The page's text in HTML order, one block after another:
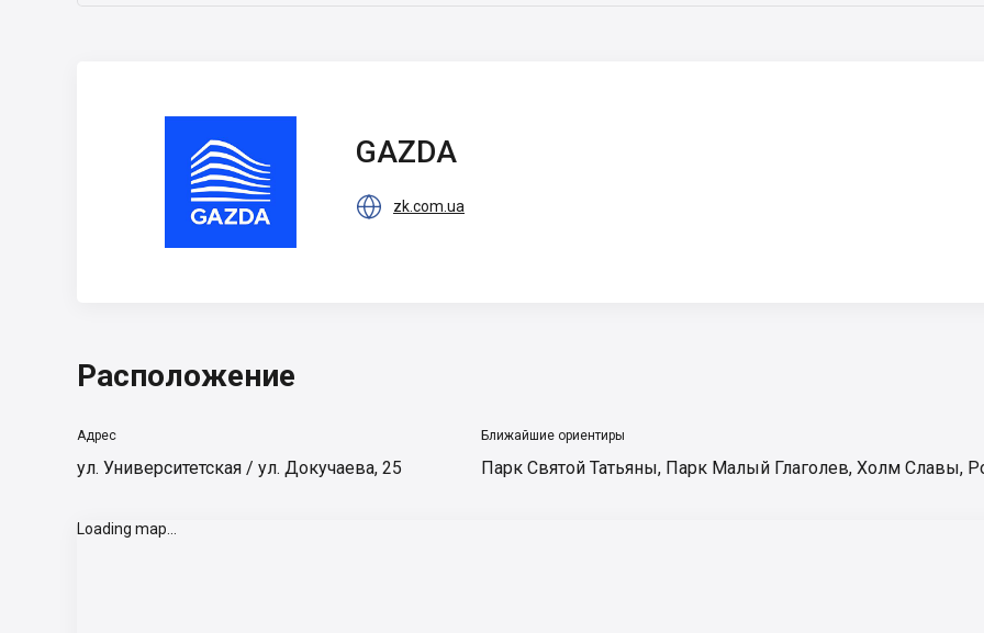
GAZDA
 zk.com.ua
Расположение
Адрес
ул. Университетская / ул. Докучаева, 25
Ближайшие ориентиры
Парк Святой Татьяны, Парк Малый Глаголев, Холм Славы,
Loading map...